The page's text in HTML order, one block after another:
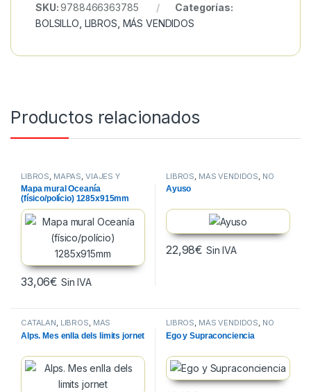
SKU:9788466363785
Categorías:
BOLSILLO LIBROS MÁS VENDIDOS
Productos relacionados
LIBROS MAPAS VIAJES Y
MAPAS
Mapa mural Oceanía
(físico/polício) 1285x915mm
33,06€ Sin IVA
LIBROS MÁS VENDIDOS NO
FICCION
Ayuso
22,98€ Sin IVA
CATALAN, LIBROS, MÁS
VENDIDOS
Alps. Mes enlla dels limits jornet
LIBROS, MÁS VENDIDOS, NO
FICCION
Ego y Supraconciencia